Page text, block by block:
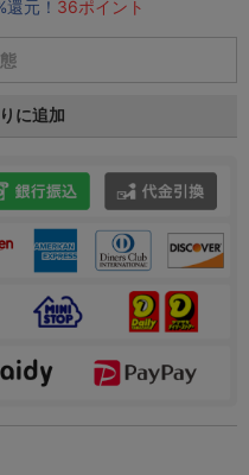
元！ 36ポイント
に追加